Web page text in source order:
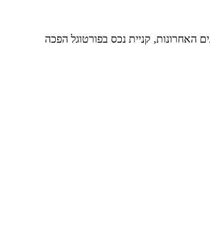
האחרונות, קניית נכס בפורטוגל הפכה